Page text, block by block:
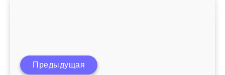
Послеродовые прокладки
Предыдущая